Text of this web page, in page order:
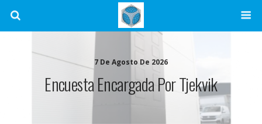
7 De Agosto De 2026
Encuesta Encargada Por Tjekvik